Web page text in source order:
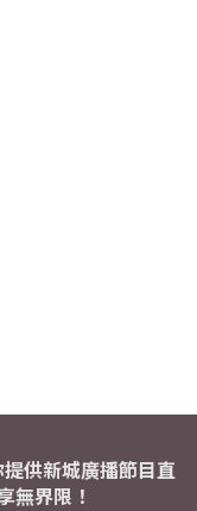
供新城廣播節目直
無界限！